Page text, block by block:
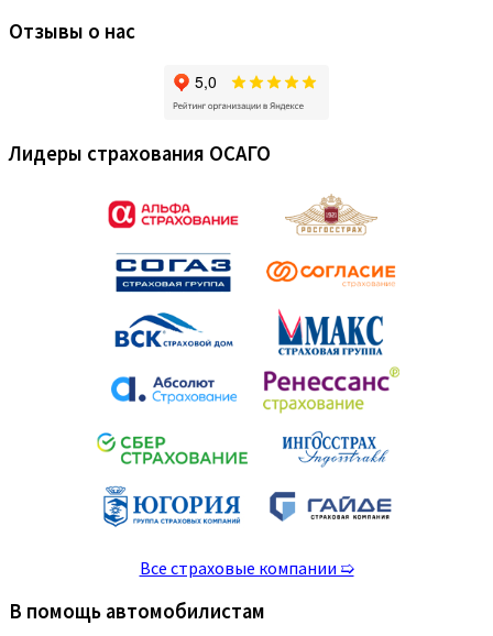
Отзывы о нас
Лидеры страхования ОСАГО
Все страховые компании ➯
В помощь автомобилистам